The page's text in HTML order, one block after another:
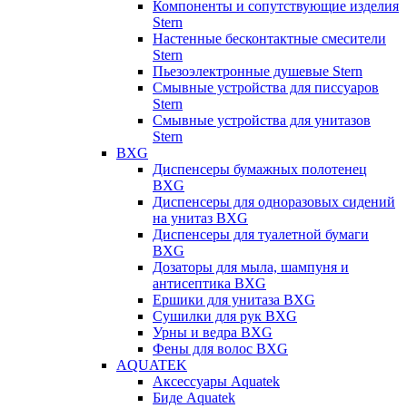
Компоненты и сопутствующие изделия
Stern
Настенные бесконтактные смесители
Stern
Пьезоэлектронные душевые Stern
Смывные устройства для писсуаров
Stern
Смывные устройства для унитазов
Stern
BXG
Диспенсеры бумажных полотенец
BXG
Диспенсеры для одноразовых сидений
на унитаз BXG
Диспенсеры для туалетной бумаги
BXG
Дозаторы для мыла, шампуня и
антисептика BXG
Ершики для унитаза BXG
Сушилки для рук BXG
Урны и ведра BXG
Фены для волос BXG
AQUATEK
Аксессуары Aquatek
Биде Aquatek